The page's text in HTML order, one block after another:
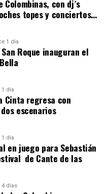
COLOMBINAS
Colombinas, con dj´s
topes y conciertos…
1 día
Roque inauguran el
1 día
Cinta regresa con
escenarios
1 día
en juego para Sebastián
de Cante de las
4 días